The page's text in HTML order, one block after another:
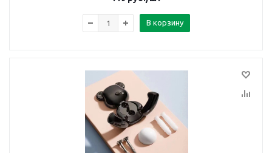
В корзину